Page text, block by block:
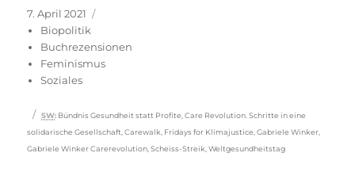
Veröffentlicht
am
7. April 2021
Biopolitik
Buchrezensionen
Feminismus
Soziales
Schlagwörter
SW: Bündnis Gesundheit statt Profite,Care Revolution. Schritte in eine
solidarische Gesellschaft,Carewalk, Fridays for Klimajustice,Gabriele Winker,
Gabriele Winker Carerevolution,Scheiss-Streik,Weltgesundheitstag